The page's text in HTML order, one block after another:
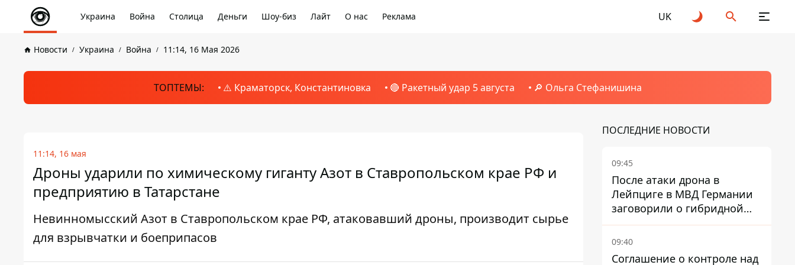
Украина Война Столица Деньги Шоу-биз Лайт О нас Реклама UK
Новости Украина Война 11:14, 16 Мая 2026
ТОПТЕМЫ: ⚠️ Краматорск, Константиновка 🔴 Ракетный удар 5 августа 🔎 Ольга Стефанишина
11:14, 16 мая
Дроны ударили по химическому гиганту Азот в Ставропольском крае РФ и
предприятию в Татарстане
Невинномысский Азот в Ставропольском крае РФ, атаковавший дроны, производит сырье
для взрывчатки и боеприпасов
ПОСЛЕДНИЕ НОВОСТИ
09:45
После атаки дрона в
Лейпциге в МВД Германии
заговорили о гибридной
войне – мы ежедневно цель
09:40
Соглашение о контроле над